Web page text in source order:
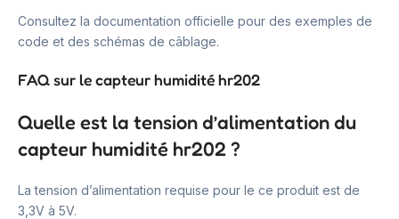
Consultez la documentation officielle pour des exemples de
code et des schémas de câblage.
FAQ sur le capteur humidité hr202
Quelle est la tension d’alimentation du
capteur humidité hr202 ?
La tension d’alimentation requise pour le ce produit est de
3,3V à 5V.